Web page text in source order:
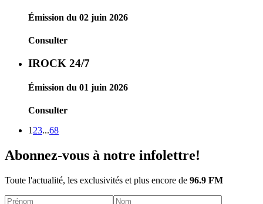
Émission du 02 juin 2026
Consulter
IROCK 24/7
Émission du 01 juin 2026
Consulter
1 23...68
Abonnez-vous à notre infolettre!
Toute l'actualité, les exclusivités et plus encore de 96.9 FM